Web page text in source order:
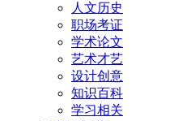
人文历史
职场考证
学术论文
艺术才艺
设计创意
知识百科
学习相关